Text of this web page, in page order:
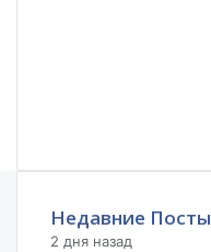
Недавние Посты
2 дня назад